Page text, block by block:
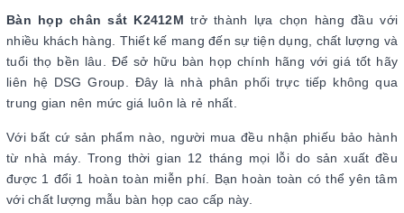
Bàn họp chân sắt K2412M trở thành lựa chọn hàng đầu với
nhiều khách hàng. Thiết kế mang đến sự tiện dụng, chất lượng và
tuổi thọ bền lâu. Để sở hữu bàn họp chính hãng với giá tốt hãy
liên hệ DSG Group. Đây là nhà phân phối trực tiếp không qua
trung gian nên mức giá luôn là rẻ nhất.
Với bất cứ sản phẩm nào, người mua đều nhận phiếu bảo hành
từ nhà máy. Trong thời gian 12 tháng mọi lỗi do sản xuất đều
được 1 đổi 1 hoàn toàn miễn phí. Bạn hoàn toàn có thể yên tâm
với chất lượng mẫu bàn họp cao cấp này.